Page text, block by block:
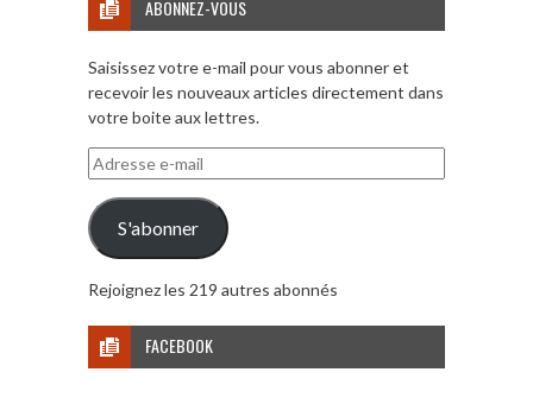
ABONNEZ-VOUS
Saisissez votre e-mail pour vous abonner et
recevoir les nouveaux articles directement dans
votre boite aux lettres.
Adresse
e-
mail
S'abonner
Rejoignez les 219 autres abonnés
FACEBOOK